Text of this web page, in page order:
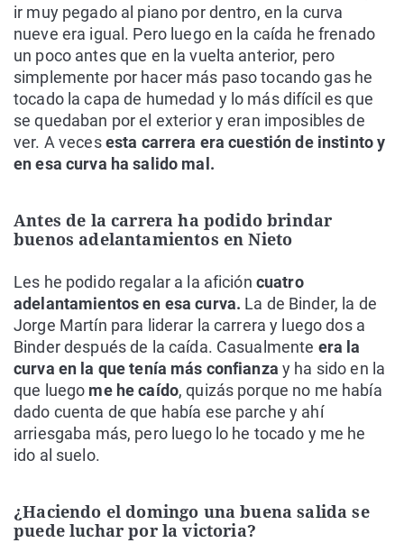
ir muy pegado al piano por dentro, en la curva
nueve era igual. Pero luego en la caída he frenado
un poco antes que en la vuelta anterior, pero
simplemente por hacer más paso tocando gas he
tocado la capa de humedad y lo más difícil es que
se quedaban por el exterior y eran imposibles de
ver. A vecesesta carrera era cuestión de instinto y
en esa curva ha salido mal.
Antes de la carrera ha podido brindar
buenos adelantamientos en Nieto
Les he podido regalar a la afición cuatro
adelantamientos en esa curva. La de Binder, la de
Jorge Martín para liderar la carrera y luego dos a
Binder después de la caída. Casualmente era la
curva en la que tenía más confianzay ha sido en la
que luego me he caído, quizás porque no me había
dado cuenta de que había ese parche y ahí
arriesgaba más, pero luego lo he tocado y me he
ido al suelo.
¿Haciendo el domingo una buena salida se
puede luchar por la victoria?